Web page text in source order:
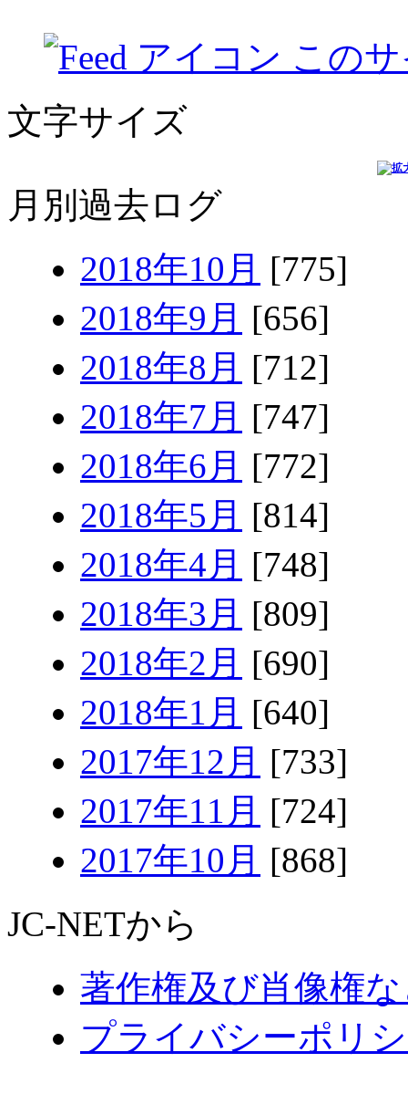
この
文字サイズ
月別過去ログ
2018年10月 [775]
2018年9月 [656]
2018年8月 [712]
2018年7月 [747]
2018年6月 [772]
2018年5月 [814]
2018年4月 [748]
2018年3月 [809]
2018年2月 [690]
2018年1月 [640]
2017年12月 [733]
2017年11月 [724]
2017年10月 [868]
JC-NETから
著作権及び肖像権
プライバシーポリ